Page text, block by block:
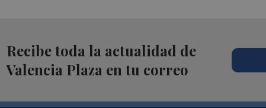
Recibe toda la actualidad de
Valencia Plaza en tu correo